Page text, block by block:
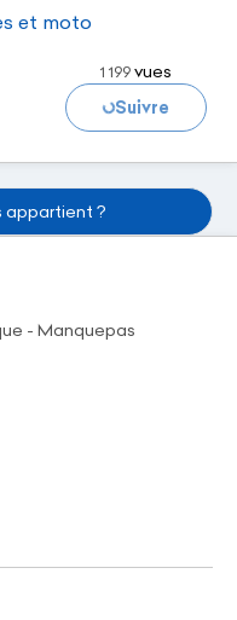
et moto
1 199 vues
Chargement...
Suivre
appartient ?
- Manquepas